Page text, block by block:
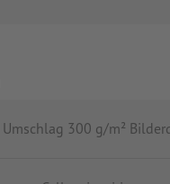
Umschlag 300 g/m²